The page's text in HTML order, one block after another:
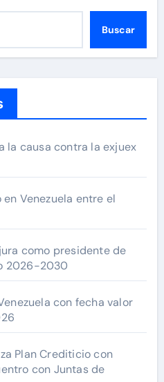
Buscar
la causa contra la exjuex
Venezuela entre el
como presidente de
2026-2030
con fecha valor
Plan Crediticio con
con Juntas de